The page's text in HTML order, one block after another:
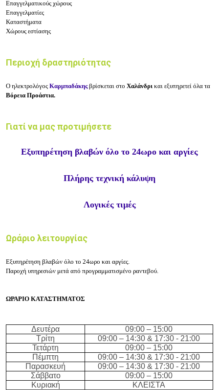
Επαγγελματικούς χώρους
Επαγγελματίες
Καταστήματα
Χώρους εστίασης
Περιοχή δραστηριότητας
Ο ηλεκτρολόγος Καρμπαδάκης βρίσκεται στο Χαλάνδρι και εξυπηρετεί όλα τα
Βόρεια Προάστια.
Γιατί να μας προτιμήσετε
Εξυπηρέτηση βλαβών όλο το 24ωρο και αργίες
Πλήρης τεχνική κάλυψη
Λογικές τιμές
Ωράριο λειτουργίας
Εξυπηρέτηση βλαβών όλο το 24ωρο και αργίες.
Παροχή υπηρεσιών μετά από προγραμματισμένο ραντεβού.
ΩΡΑΡΙΟ ΚΑΤΑΣΤΗΜΑΤΟΣ
Δευτέρα 09:00 – 15:00
Τρίτη
09:00 – 14:30 & 17:30 - 21:00
Τετάρτη
09:00 – 15:00
Πέμπτη
09:00 – 14:30 & 17:30 - 21:00
Παρασκευή
09:00 – 14:30 & 17:30 - 21:00
Σάββατο
09:00 – 15:00
Κυριακή
ΚΛΕΙΣΤΑ